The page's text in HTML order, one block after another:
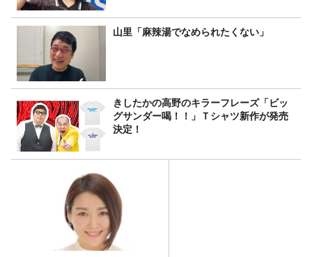
山里「麻辣湯でなめられたくない」
きしたかの高野のキラーフレーズ「ビッ
グサンダー喝！！」Ｔシャツ新作が発売
決定！